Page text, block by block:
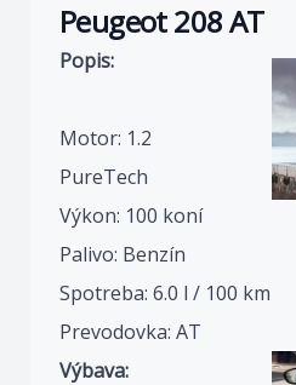
Peugeot 208 AT
Popis:
Motor: 1.2
PureTech
Výkon: 100 koní
Palivo: Benzín
Spotreba: 6.0 l / 100 km
Prevodovka: AT
Výbava: